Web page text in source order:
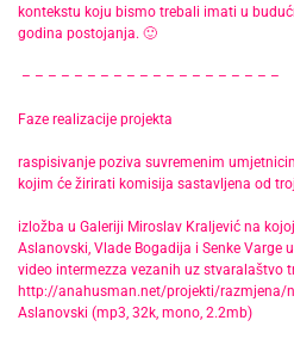
kontekstu koju bismo trebali imati u
godina postojanja. 🙂
– – – – – – – – – – – – – – – – – – – –
Faze realizacije projekta
raspisivanje poziva suvremenim
kojim će žirirati komisija sastavljena od
izložba u Galeriji Miroslav Kraljević na
Aslanovski, Vlade Bogadija i Senke Varge
video intermezza vezanih uz stvaralaštvo
http://anahusman.net/projekti/razmjena/
Aslanovski (mp3, 32k, mono, 2.2mb)